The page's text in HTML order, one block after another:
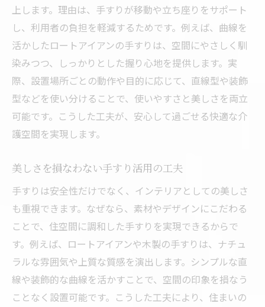
上します。理由は、手すりが移動や立ち座りをサポート
し、利用者の負担を軽減するためです。例えば、曲線を
活かしたロートアイアンの手すりは、空間にやさしく馴
染みつつ、しっかりとした握り心地を提供します。実
際、設置場所ごとの動作や目的に応じて、直線型や装飾
型などを使い分けることで、使いやすさと美しさを両立
可能です。こうした工夫が、安心して過ごせる快適な介
護空間を実現します。
美しさを損なわない手すり活用の工夫
手すりは安全性だけでなく、インテリアとしての美しさ
も重視できます。なぜなら、素材やデザインにこだわる
ことで、住空間に調和した手すりを実現できるからで
す。例えば、ロートアイアンや木製の手すりは、ナチュ
ラルな雰囲気や上質な質感を演出します。シンプルな直
線や装飾的な曲線を活かすことで、空間の印象を損なう
ことなく設置可能です。こうした工夫により、住まいの